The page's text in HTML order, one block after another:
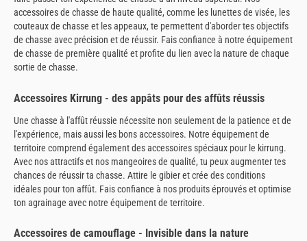
accessoires de chasse de haute qualité, comme les lunettes de visée, les
couteaux de chasse et les appeaux, te permettent d'aborder tes objectifs
de chasse avec précision et de réussir. Fais confiance à notre équipement
de chasse de première qualité et profite du lien avec la nature de chaque
sortie de chasse.
Accessoires Kirrung - des appâts pour des affûts réussis
Une chasse à l'affût réussie nécessite non seulement de la patience et de
l'expérience, mais aussi les bons accessoires. Notre équipement de
territoire comprend également des accessoires spéciaux pour le kirrung.
Avec nos attractifs et nos mangeoires de qualité, tu peux augmenter tes
chances de réussir ta chasse. Attire le gibier et crée des conditions
idéales pour ton affût. Fais confiance à nos produits éprouvés et optimise
ton agrainage avec notre équipement de territoire.
Accessoires de camouflage - Invisible dans la nature